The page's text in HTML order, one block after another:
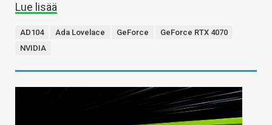
Lue lisää
AD104 Ada Lovelace GeForce
GeForce RTX 4070
NVIDIA